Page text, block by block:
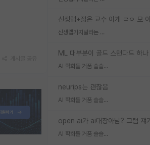
신생랩가지말라는 이유가 있었구나
AI 학회들 거품 슬슬 지적이 나오네요
neurips는 괜찮음
AI 학회들 거품 슬슬 지적이 나오네요
AI 학회들 거품 슬슬 지적이 나오네요